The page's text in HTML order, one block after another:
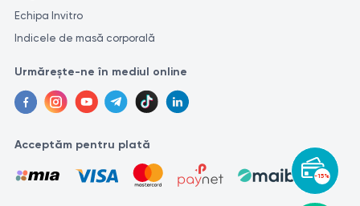
-15%
Echipa Invitro
Indicele de masă corporală
Urmărește-ne în mediul online
Acceptăm pentru plată